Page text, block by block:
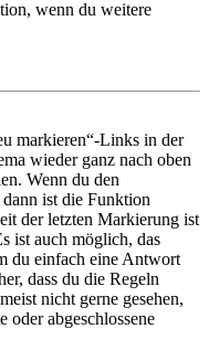
wenn du weitere
markieren“-Links in der
wieder ganz nach oben
Wenn du den
ist die Funktion
der letzten Markierung ist
ist auch möglich, das
du einfach eine Antwort
dass du die Regeln
nicht gerne gesehen,
abgeschlossene